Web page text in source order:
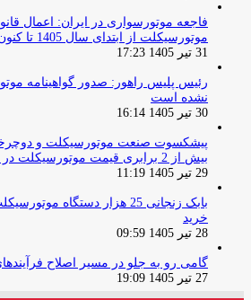
موتورسیکلت از ابتدای سال 1405 تا کنون در پایتخت
31 تیر 1405 17:23
رئیس پلیس راهور: صدور گواهینامه
نشده است
30 تیر 1405 16:14
پیشکسوت صنعت موتورسیکلت و
بیش از 2 برابری قیمت موتورسیکلت در مقایسه با سال 1404
29 تیر 1405 11:19
بابک زنجانی 25 هزار دستگاه
خرید
28 تیر 1405 09:59
گامی رو به جلو در مسیر اصلاح
27 تیر 1405 19:09